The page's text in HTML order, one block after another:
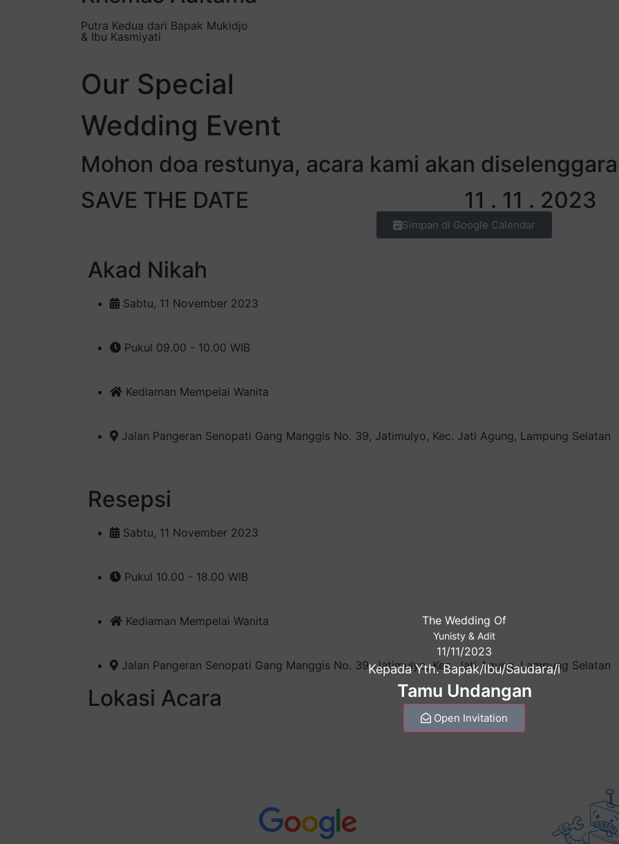
Putra Kedua dari Bapak Mukidjo
& Ibu Kasmiyati
Our Special
Wedding Event
Mohon doa restunya, acara kami akan
SAVE THE DATE
11 . 11 . 2023
Simpan di Google Calendar
Akad Nikah
Sabtu, 11 November 2023
Pukul 09.00 - 10.00 WIB
Kediaman Mempelai Wanita
Jalan Pangeran Senopati Gang Manggis No. 39, Jatimulyo, Kec. Jati Agung, Lampung Selatan
Resepsi
Sabtu, 11 November 2023
Pukul 10.00 - 18.00 WIB
Kediaman Mempelai Wanita
Jalan Pangeran Senopati Gang Manggis No. 39, Jatimulyo, Kec. Jati Agung, Lampung Selatan
Lokasi Acara
The Wedding Of
Yunisty & Adit
11/11/2023
Kepada Yth. Bapak/Ibu/Saudara/i
Tamu Undangan
Open Invitation